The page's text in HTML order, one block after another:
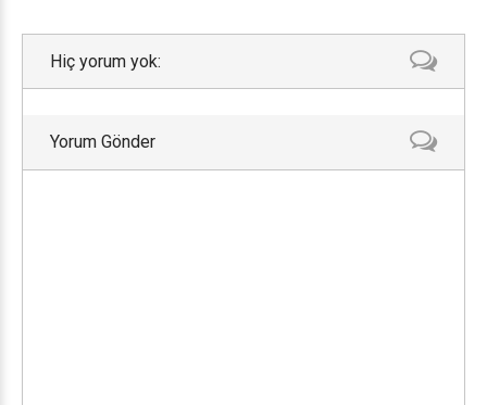
Hiç yorum yok:
Yorum Gönder